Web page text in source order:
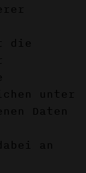
die
unter
Daten
an